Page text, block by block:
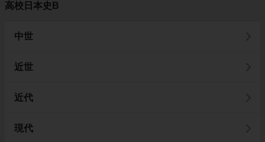
高校日本史B
中世
近世
近代
現代